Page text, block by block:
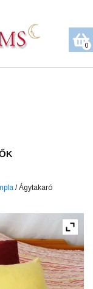
/ Ágytakaró
0